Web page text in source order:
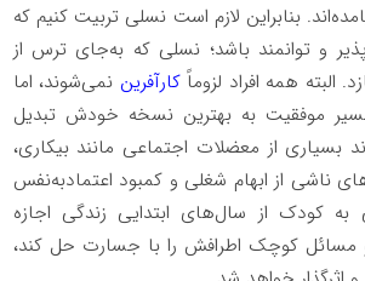
بنابراین لازم است نسلی تربیت کنیم که
و توانمند باشد؛ نسلی که به‌جای ترس از
البته همه افراد لزوماًکارآفرین نمی‌شوند، اما
موفقیت به بهترین نسخه خودش تبدیل
بسیاری از معضلات اجتماعی مانند بیکاری،
ناشی از ابهام شغلی و کمبود اعتمادبه‌نفس
کودک از سال‌های ابتدایی زندگی اجازه
کوچک اطرافش را با جسارت حل کند،